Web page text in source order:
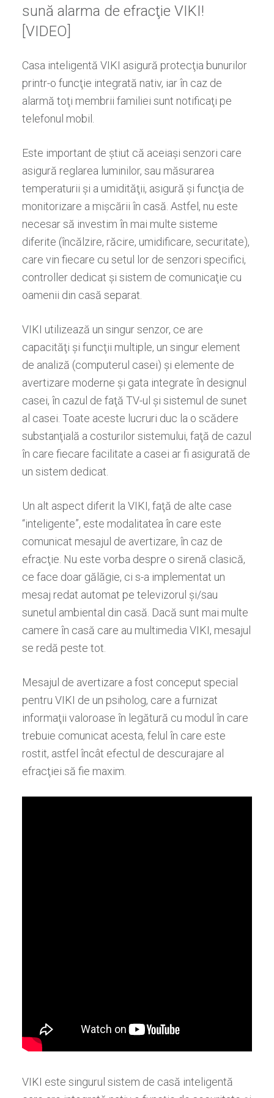
sună alarma de efracţie VIKI!
[VIDEO]
Casa inteligentă VIKI asigură protecţia bunurilor
printr-o funcţie integrată nativ, iar în caz de
alarmă toţi membrii familiei sunt notificaţi pe
telefonul mobil.
Este important de ştiut că aceiaşi senzori care
asigură reglarea luminilor, sau măsurarea
temperaturii şi a umidităţii, asigură şi funcţia de
monitorizare a mişcării în casă . Astfel, nu este
necesar să investim în mai multe sisteme
diferite (încă lzire, răcire, umidificare, securitate),
care vin fiecare cu setul lor de senzori specifici,
controller dedicat şi sistem de comunicaţie cu
oamenii din casă separat.
VIKI utilizează un singur senzor, ce are
capacităţi şi funcţii multiple, un singur element
de analiză (computerul casei) şi elemente de
avertizare moderne şi gata integrate în designul
casei, în cazul de faţă TV-ul şi sistemul de sunet
al casei. Toate aceste lucruri duc la o scădere
substanţial ă a costurilor sistemul ui, faţă de cazul
în care fiecare facilitate a casei ar fi asigurată de
un sistem dedicat.
Un alt aspect diferit la VIKI, faţă de alte case
“inteligente”, este modalitatea în care este
comunicat mesajul de avertizare, în caz de
efracţie . Nu este vorba despre o sirenă clasică,
ce face doar gălăgie, ci s-a implementat un
mesaj redat automat pe televizorul şi/sau
sunetul ambiental din casă . Dacă sunt mai multe
camere în casă care au multimedia VIKI, mesajul
se redă peste tot.
Mesajul de avertizare a fost conceput special
pentru VIKI de un psiholog, care a furnizat
informaţii valoroase în legătură cu modul în care
trebuie comunicat acesta, felul în care este
rostit, astfel încât efectul de descurajare al
efracţiei să fie maxim.
VIKI este singurul sistem de casă inteligentă